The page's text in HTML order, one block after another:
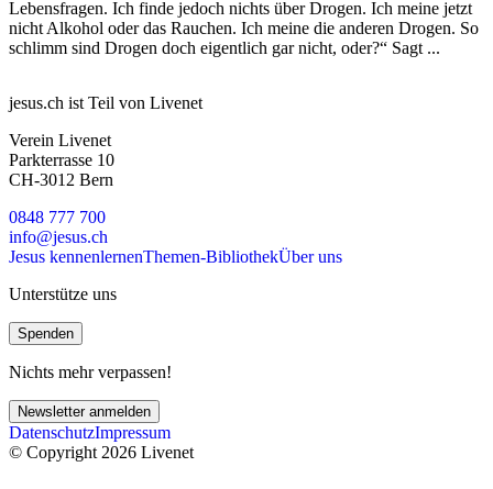
Lebensfragen. Ich finde jedoch nichts über Drogen. Ich meine jetzt
nicht Alkohol oder das Rauchen. Ich meine die anderen Drogen. So
schlimm sind Drogen doch eigentlich gar nicht, oder?“ Sagt ...
jesus.ch ist Teil von Livenet
Verein Livenet
Parkterrasse 10
CH-3012 Bern
0848 777 700
info@jesus.ch
Jesus kennenlernenThemen-BibliothekÜber uns
Unterstütze uns
Spenden
Nichts mehr verpassen!
Newsletter anmelden
DatenschutzImpressum
© Copyright 2026 Livenet